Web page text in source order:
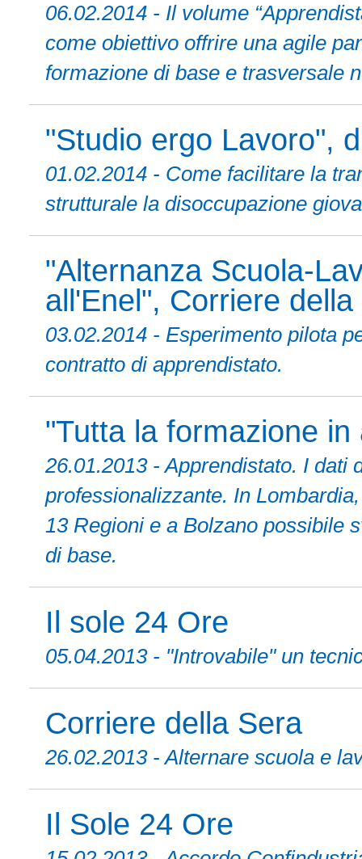
06.02.2014 - Il volume
come obiettivo offrire una agile
formazione di base e trasversale
"Studio ergo Lavoro",
01.02.2014 - Come facilitare la
strutturale la disoccupazione
"Alternanza Scuola-
all'Enel", Corriere della
03.02.2014 - Esperimento pilota
contratto di apprendistato.
"Tutta la formazione
26.01.2013 - Apprendistato. I dati
professionalizzante. In
13 Regioni e a Bolzano possibile
di base.
Il sole 24 Ore
05.04.2013 - "Introvabile" un
Corriere della Sera
26.02.2013 - Alternare scuola e
Il Sole 24 Ore